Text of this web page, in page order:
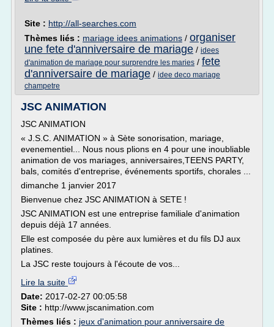
Site : http://all-searches.com
Thèmes liés : mariage idees animations / organiser
une fete d'anniversaire de mariage / idees
d'animation de mariage pour surprendre les maries / fete
d'anniversaire de mariage / idee deco mariage
champetre
JSC ANIMATION
JSC ANIMATION
« J.S.C. ANIMATION » à Sète sonorisation, mariage,
evenementiel... Nous nous plions en 4 pour une inoubliable
animation de vos mariages, anniversaires,TEENS PARTY,
bals, comités d'entreprise, événements sportifs, chorales ...
dimanche 1 janvier 2017
Bienvenue chez JSC ANIMATION à SETE !
JSC ANIMATION est une entreprise familiale d'animation
depuis déjà 17 années.
Elle est composée du père aux lumières et du fils DJ aux
platines.
La JSC reste toujours à l'écoute de vos...
Lire la suite
Date: 2017-02-27 00:05:58
Site : http://www.jscanimation.com
Thèmes liés : jeux d'animation pour anniversaire de